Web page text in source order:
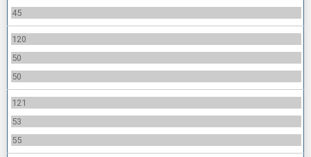
45
120
50
50
121
53
55